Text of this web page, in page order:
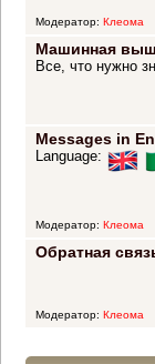
Модератор: Клеома
Машинная
Все, что нужно
Messages in
Language:
Модератор: Клеома
Обратная
Модератор: Клеома